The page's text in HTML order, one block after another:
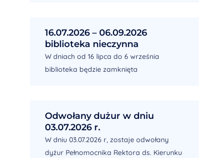
16.07.2026 – 06.09.2026
biblioteka nieczynna
W dniach od 16 lipca do 6 września
biblioteka będzie zamknięta
Odwołany dużur w dniu
03.07.2026 r.
W dniu 03.07.2026 r, zostaje odwołany
dyżur Pełnomocnika Rektora ds. Kierunku